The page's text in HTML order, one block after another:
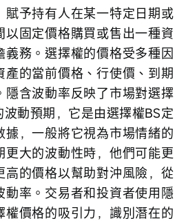
賦予持有人在某一特定日期或
以固定價格購買或售出一種資
義務。選擇權的價格受多種因
產的當前價格、行使價、到期
隱含波動率反映了市場對選擇
動預期，它是由選擇權BS定
據，一般將它視為市場情緒的
更大的波動性時，他們可能更
高的價格以幫助對沖風險，從
動率。交易者和投資者使用隱
權價格的吸引力，識別潛在的